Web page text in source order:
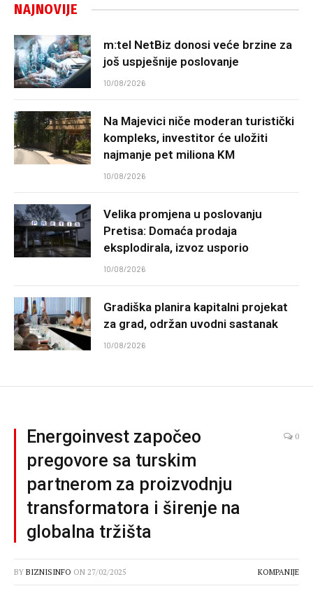
NAJNOVIJE
m:tel NetBiz donosi veće brzine za
još uspješnije poslovanje
10/08/2026
Na Majevici niče moderan turistički
kompleks, investitor će uložiti
najmanje pet miliona KM
10/08/2026
Velika promjena u poslovanju
Pretisa: Domaća prodaja
eksplodirala, izvoz usporio
10/08/2026
Gradiška planira kapitalni projekat
za grad, održan uvodni sastanak
10/08/2026
Energoinvest započeo
pregovore sa turskim
partnerom za proizvodnju
transformatora i širenje na
globalna tržišta
0
BY BIZNISINFO ON 27/02/2025 KOMPANIJE